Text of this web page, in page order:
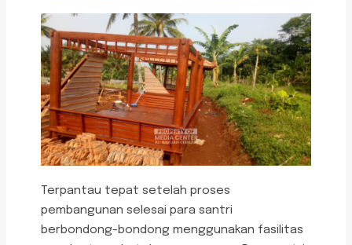
Terpantau tepat setelah proses
pembangunan selesai para santri
berbondong-bondong menggunakan fasilitas